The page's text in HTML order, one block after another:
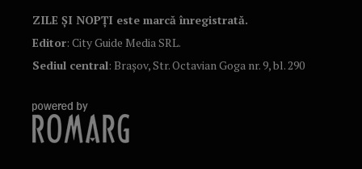
ZILE ȘI NOPȚI este marcă înregistrată.
Editor: City Guide Media SRL.
Sediul central: Brașov, Str. Octavian Goga nr. 9, bl. 290